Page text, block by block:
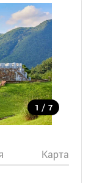
1 / 7
Карта